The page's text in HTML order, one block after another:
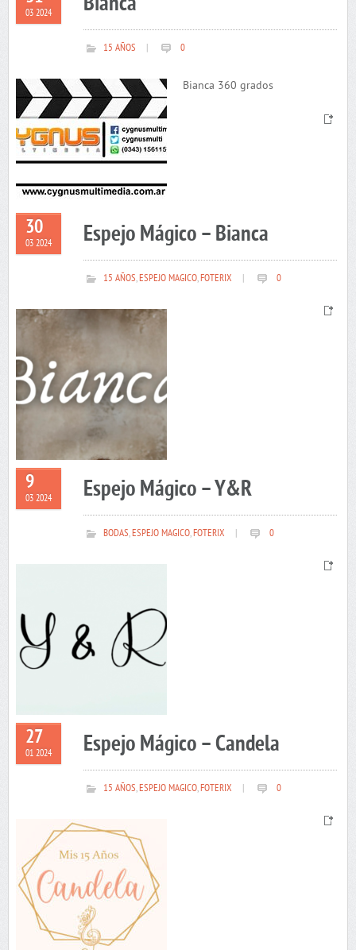
03 2024
15 AÑOS 0
Bianca 360 grados
30
03 2024 Espejo Mágico – Bianca
15 AÑOS,ESPEJO MAGICO,FOTERIX 0
9
03 2024 Espejo Mágico – Y&R
BODAS,ESPEJO MAGICO,FOTERIX 0
27
01 2024 Espejo Mágico – Candela
15 AÑOS,ESPEJO MAGICO,FOTERIX 0